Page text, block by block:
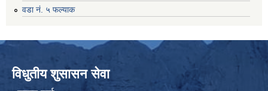
वडा नं. ५ फल्याक
विधुतीय शुसासन सेवा